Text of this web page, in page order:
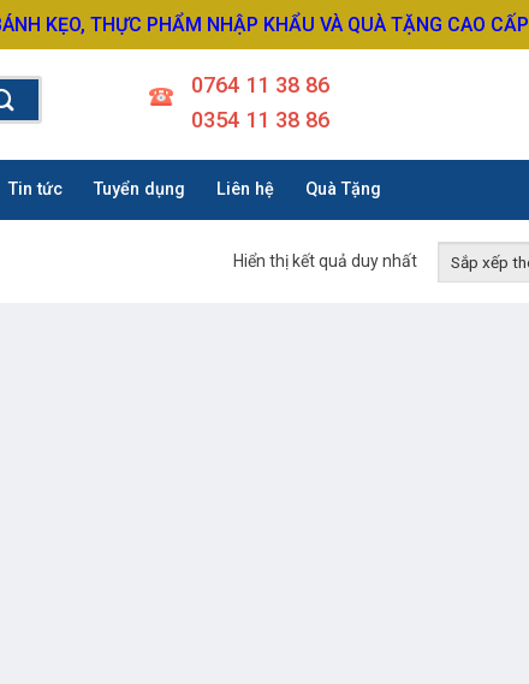
KẸO, THỰC PHẨM NHẬP KHẨU VÀ QUÀ TẶNG CAO CẤP
0764 11 38 86
0354 11 38 86
Tin tức Tuyển dụng Liên hệ Quà Tặng
Hiển thị kết quả duy nhất